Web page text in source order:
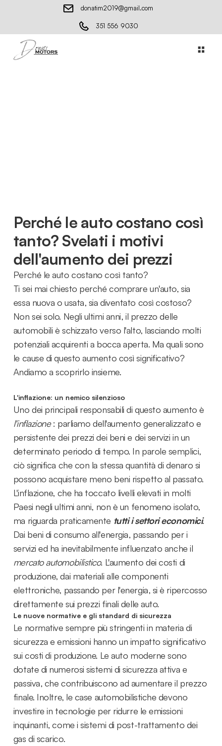
donatim2019@gmail.com
351 556 9030
Perché le auto costano così
tanto? Svelati i motivi
dell'aumento dei prezzi
Perché le auto costano così tanto?
Ti sei mai chiesto perché comprare un'auto, sia
essa nuova o usata, sia diventato così costoso?
Non sei solo. Negli ultimi anni, il prezzo delle
automobili è schizzato verso l'alto, lasciando molti
potenziali acquirenti a bocca aperta. Ma quali sono
le cause di questo aumento così significativo?
Andiamo a scoprirlo insieme.
L'inflazione: un nemico silenzioso
Uno dei principali responsabili di questo aumento è
l'inflazione: parliamo dell'aumento generalizzato e
persistente dei prezzi dei beni e dei servizi in un
determinato periodo di tempo. In parole semplici,
ciò significa che con la stessa quantità di denaro si
possono acquistare meno beni rispetto al passato.
L'inflazione, che ha toccato livelli elevati in molti
Paesi negli ultimi anni, non è un fenomeno isolato,
ma riguarda praticamente tutti i settori economici.
Dai beni di consumo all'energia, passando per i
servizi ed ha inevitabilmente influenzato anche il
mercato automobilistico. L'aumento dei costi di
produzione, dai materiali alle componenti
elettroniche, passando per l'energia, si è ripercosso
direttamente sui prezzi finali delle auto.
Le nuove normative e gli standard di sicurezza
Le normative sempre più stringenti in materia di
sicurezza e emissioni hanno un impatto significativo
sui costi di produzione. Le auto moderne sono
dotate di numerosi sistemi di sicurezza attiva e
passiva, che contribuiscono ad aumentare il prezzo
finale. Inoltre, le case automobilistiche devono
investire in tecnologie per ridurre le emissioni
inquinanti, come i sistemi di post-trattamento dei
gas di scarico.